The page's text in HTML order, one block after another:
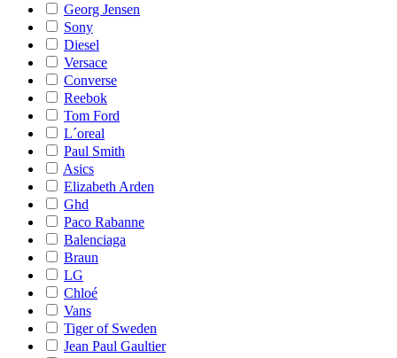
Georg Jensen
Sony
Diesel
Versace
Converse
Reebok
Tom Ford
L´oreal
Paul Smith
Asics
Elizabeth Arden
Ghd
Paco Rabanne
Balenciaga
Braun
LG
Chloé
Vans
Tiger of Sweden
Jean Paul Gaultier